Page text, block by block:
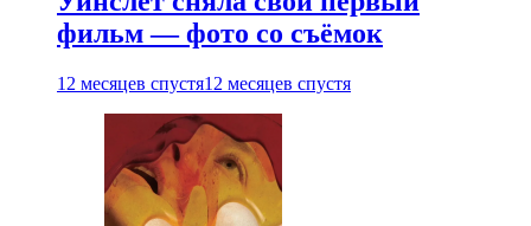
фильм — фото со съёмок
12 месяцев спустя12 месяцев спустя